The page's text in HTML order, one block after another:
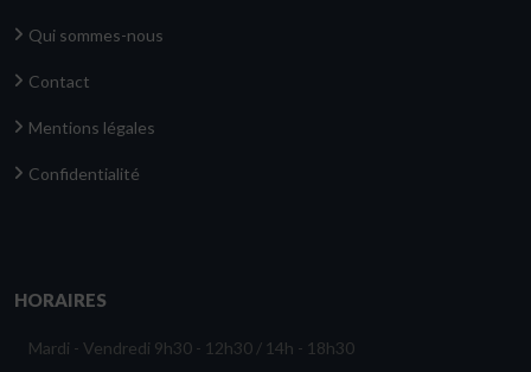
Qui sommes-nous
Contact
Mentions légales
Confidentialité
HORAIRES
Mardi - Vendredi 9h30 - 12h30 / 14h - 18h30